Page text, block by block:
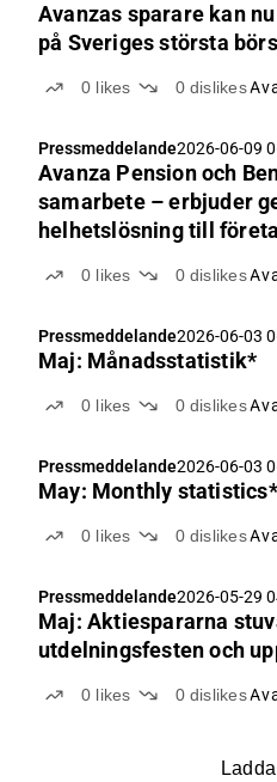
Avanzas sparare kan
på Sveriges största
0 likes 0 dislikes
Pressmeddelande2026-06-09
Avanza Pension och
samarbete – erbjuder
helhetslösning till
0 likes 0 dislikes
Pressmeddelande2026-06-03
Maj: Månadsstatistik*
0 likes 0 dislikes
Pressmeddelande2026-06-03
May: Monthly statistics*
0 likes 0 dislikes
Pressmeddelande2026-05-29
Maj: Aktiespararna
utdelningsfesten och
0 likes 0 dislikes